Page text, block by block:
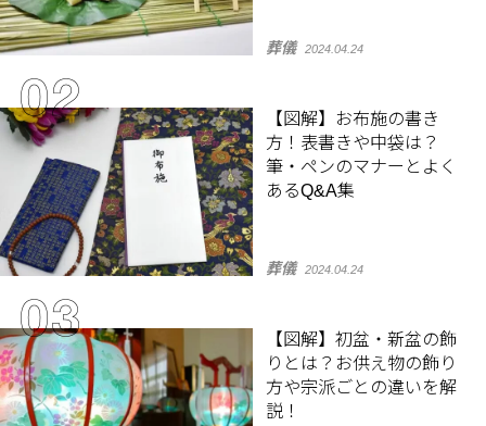
葬儀 2024.04.24
【図解】お布施の書き
方！表書きや中袋は？
筆・ペンのマナーとよく
あるQ&A集
葬儀 2024.04.24
【図解】初盆・新盆の飾
りとは？お供え物の飾り
方や宗派ごとの違いを解
説！